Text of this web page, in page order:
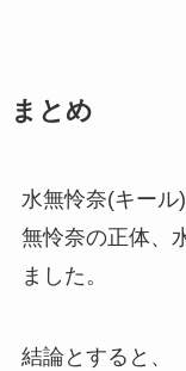
まとめ
水無怜奈(キール
無怜奈の正体、
ました。
結論とすると、